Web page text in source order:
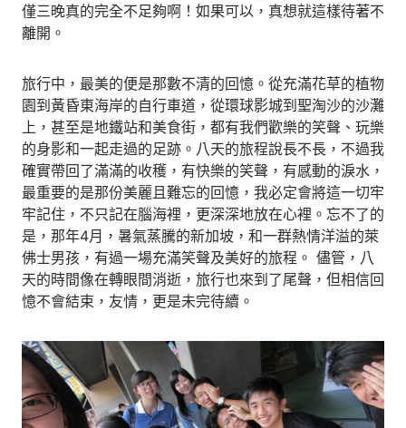
僅三晚真的完全不足夠啊！如果可以，真想就這樣待著不
離開。
旅行中，最美的便是那數不清的回憶。從充滿花草的植物
園到黃昏東海岸的自行車道，從環球影城到聖淘沙的沙灘
上，甚至是地鐵站和美食街，都有我們歡樂的笑聲、玩樂
的身影和一起走過的足跡。八天的旅程說長不長，不過我
確實帶回了滿滿的收穫，有快樂的笑聲，有感動的淚水，
最重要的是那份美麗且難忘的回憶，我必定會將這一切牢
牢記住，不只記在腦海裡，更深深地放在心裡。忘不了的
是，那年4月，暑氣蒸騰的新加坡，和一群熱情洋溢的萊
佛士男孩，有過一場充滿笑聲及美好的旅程。 儘管，八
天的時間像在轉眼間消逝，旅行也來到了尾聲，但相信回
憶不會結束，友情，更是未完待續。